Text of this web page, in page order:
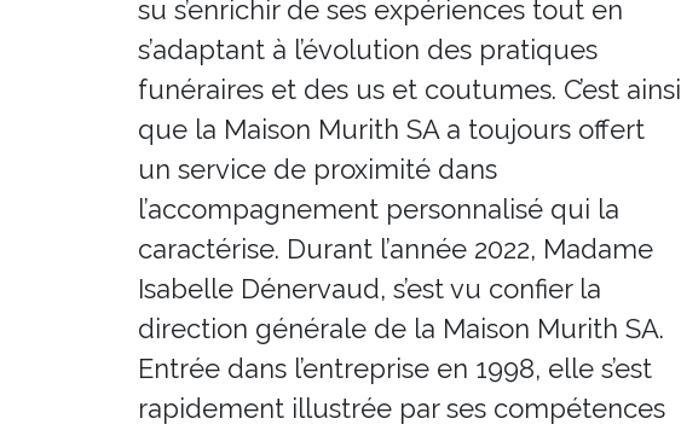
su s’enrichir de ses expériences tout en
s’adaptant à l’évolution des pratiques
funéraires et des us et coutumes. C’est ainsi
que la Maison Murith SA a toujours offert
un service de proximité dans
l’accompagnement personnalisé qui la
caractérise. Durant l’année 2022, Madame
Isabelle Dénervaud, s’est vu confier la
direction générale de la Maison Murith SA.
Entrée dans l’entreprise en 1998, elle s’est
rapidement illustrée par ses compétences